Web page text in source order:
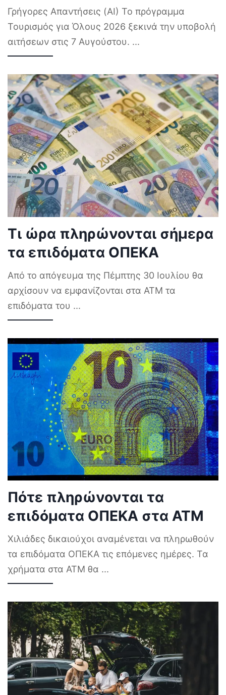
Γρήγορες Απαντήσεις (AI) Το πρόγραμμα
Τουρισμός για Όλους 2026 ξεκινά την υποβολή
αιτήσεων στις 7 Αυγούστου. ...
Τι ώρα πληρώνονται σήμερα
τα επιδόματα ΟΠΕΚΑ
Από το απόγευμα της Πέμπτης 30 Ιουλίου θα
αρχίσουν να εμφανίζονται στα ΑΤΜ τα
επιδόματα του ...
Πότε πληρώνονται τα
επιδόματα ΟΠΕΚΑ στα ΑΤΜ
Χιλιάδες δικαιούχοι αναμένεται να πληρωθούν
τα επιδόματα ΟΠΕΚΑ τις επόμενες ημέρες. Τα
χρήματα στα ΑΤΜ θα ...